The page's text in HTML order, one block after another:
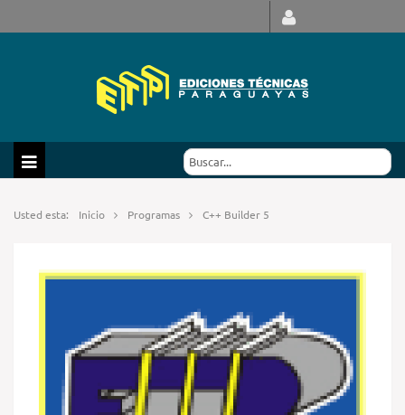
Usted esta: Inicio Programas C++ Builder 5